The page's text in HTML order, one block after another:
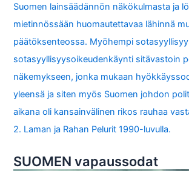
Suomen lainsäädännön näkökulmasta ja
mietinnössään huomautettavaa lähinnä
päätöksenteossa. Myöhempi
sotasyyllisyysoikeudenkäynti sitävastoin
näkemykseen, jonka mukaan
yleensä ja siten myös Suomen johdon
aikana oli kansainvälinen rikos rauhaa
2. Laman ja Rahan Pelurit 1990-luvulla.
SUOMEN vapaussodat